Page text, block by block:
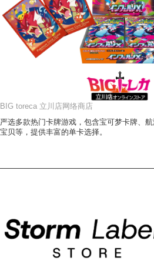
BIG toreca 立川店网络商店
严选多款热门卡牌游戏，包含宝可梦卡牌、
宝贝等，提供丰富的单卡选择。